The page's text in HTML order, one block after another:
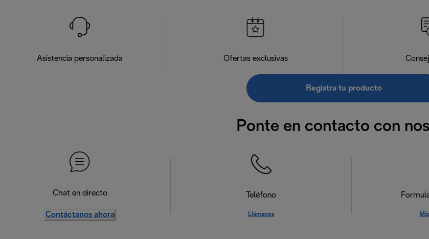
Asistencia personalizada Ofertas exclusivas
Registra tu producto
Ponte en contacto con
Chat en directo
Contáctanos ahora
Teléfono
Llámanos